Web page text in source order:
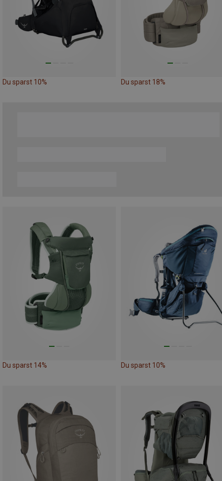
Du sparst 10% Du sparst 18%
Du sparst 14% Du sparst 10%